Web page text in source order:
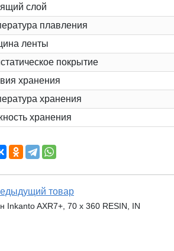
слой
плавления
ленты
покрытие
хранения
хранения
хранения
товар
Inkanto AXR7+, 70 х 360 RESIN, IN